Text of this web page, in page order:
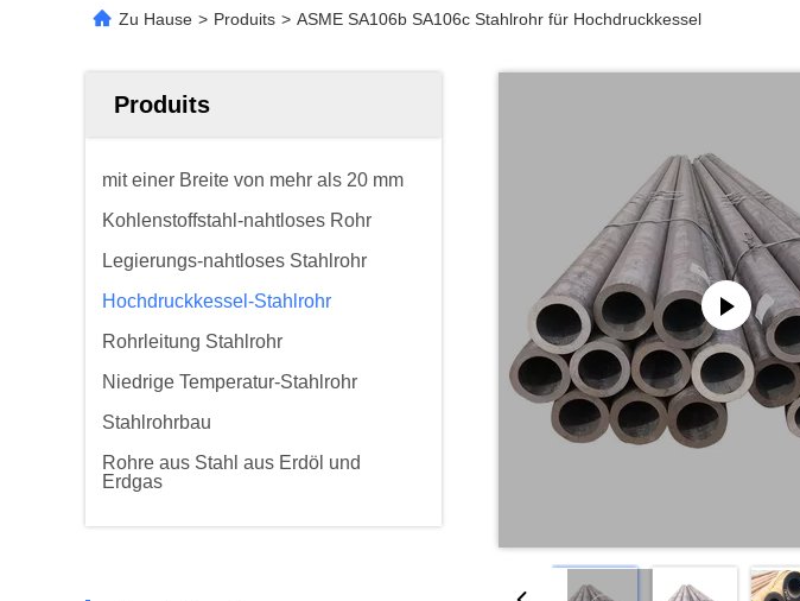
Zu Hause > Produits > ASME SA106b SA106c Stahlrohr für Hochdruckkessel
Produits
mit einer Breite von mehr als 20 mm
Kohlenstoffstahl-nahtloses Rohr
Legierungs-nahtloses Stahlrohr
Hochdruckkessel-Stahlrohr
Rohrleitung Stahlrohr
Niedrige Temperatur-Stahlrohr
Stahlrohrbau
Rohre aus Stahl aus Erdöl und
Erdgas